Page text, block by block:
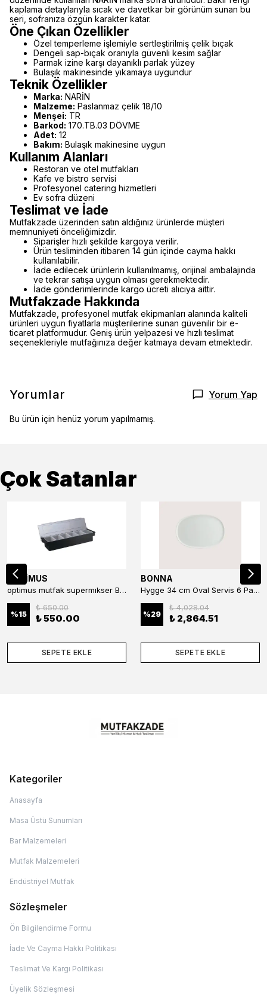
kaplama detaylarıyla sıcak ve davetkar bir görünüm sunan bu
seri, sofranıza özgün karakter katar.
Öne Çıkan Özellikler
Özel temperleme işlemiyle sertleştirilmiş çelik bıçak
Dengeli sap-bıçak oranıyla güvenli kesim sağlar
Parmak izine karşı dayanıklı parlak yüzey
Bulaşık makinesinde yıkamaya uygundur
Teknik Özellikler
Marka: NARİN
Malzeme: Paslanmaz çelik 18/10
Menşei: TR
Barkod: 170.TB.03 DÖVME
Adet: 12
Bakım: Bulaşık makinesine uygun
Kullanım Alanları
Restoran ve otel mutfakları
Kafe ve bistro servisi
Profesyonel catering hizmetleri
Ev sofra düzeni
Teslimat ve İade
Mutfakzade üzerinden satın aldığınız ürünlerde müşteri
memnuniyeti önceliğimizdir.
Siparişler hızlı şekilde kargoya verilir.
Ürün tesliminden itibaren 14 gün içinde cayma hakkı
kullanılabilir.
İade edilecek ürünlerin kullanılmamış, orijinal ambalajında
ve tekrar satışa uygun olması gerekmektedir.
İade gönderimlerinde kargo ücreti alıcıya aittir.
Mutfakzade Hakkında
Mutfakzade, profesyonel mutfak ekipmanları alanında kaliteli
ürünleri uygun fiyatlarla müşterilerine sunan güvenilir bir e-
ticaret platformudur. Geniş ürün yelpazesi ve hızlı teslimat
seçenekleriyle mutfağınıza değer katmaya devam etmektedir.
Yorumlar Yorum Yap
Bu ürün için henüz yorum yapılmamış.
Çok Satanlar
OPTİMUS
optimus mutfak supermıkser Bar Konteyner 6'lı 50×16×9 cm Kapaklı Polikarbon Organizer Bar & Kafe
%15
₺ 650.00
₺ 550.00
SEPETE EKLE
BONNA
Hygge 34 cm Oval Servis 6 Parça
%29
₺ 4,028.04
₺ 2,864.51
SEPETE EKLE
Kategoriler
Anasayfa
Masa Üstü Sunumları
Bar Malzemeleri
Mutfak Malzemeleri
Endüstriyel Mutfak
Sözleşmeler
Ön Bilgilendirme Formu
İade Ve Cayma Hakkı Politikası
Teslimat Ve Kargı Politikası
Üyelik Sözleşmesi